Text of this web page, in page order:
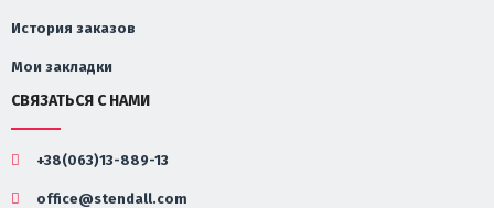
История заказов
Мои закладки
СВЯЗАТЬСЯ С НАМИ
+38(063)13-889-13
office@stendall.com